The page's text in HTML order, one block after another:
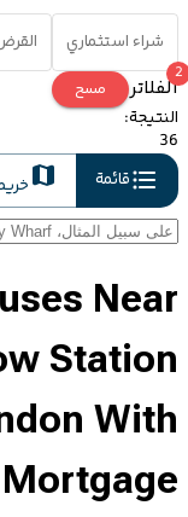
شراء استثماري
الفلاتر
2
مسح
النتيجة:
36
قائمة
Near
Station
With
Mortgage